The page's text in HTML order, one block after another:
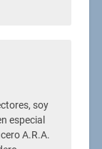
soy
especial
A.R.A.